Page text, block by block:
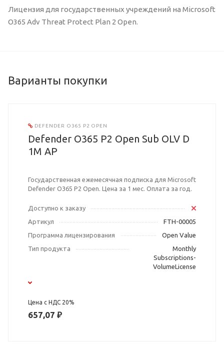
Лицензия для государственных учреждений на Microsoft
O365 Adv Threat Protect Plan 2 Open.
Варианты покупки
DEFENDER O365 P2 OPEN
Defender O365 P2 Open Sub OLV D
1M AP
Государственная ежемесячная подписка для Microsoft
Defender O365 P2 Open. Цена за 1 мес. Оплата за год.
Доступно к заказу
Артикул
FTH-00005
Программа лицензирования
Open Value
Тип продукта
Monthly
Subscriptions-
VolumeLicense
Цена с НДС 20%
657,07 ₽